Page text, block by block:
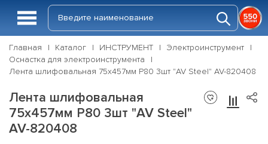
Главная Каталог ИНСТРУМЕНТ
Электроинструмент
Оснастка для электроинструмента
Лента шлифовальная 75х457мм Р80 3шт "AV Steel" AV-820408
Лента шлифовальная
75х457мм Р80 3шт "AV Steel"
AV-820408